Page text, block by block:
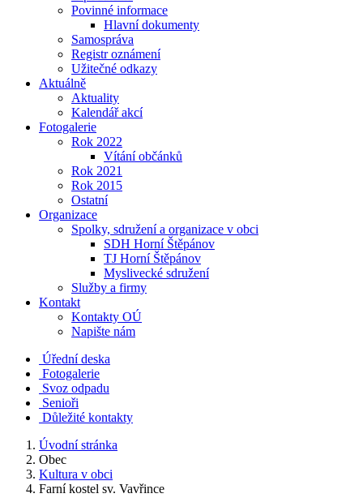
Povinné informace
Hlavní dokumenty
Samospráva
Registr oznámení
Užitečné odkazy
Aktuálně
Aktuality
Kalendář akcí
Fotogalerie
Rok 2022
Vítání občánků
Rok 2021
Rok 2015
Ostatní
Organizace
Spolky, sdružení a organizace v obci
SDH Horní Štěpánov
TJ Horní Štěpánov
Myslivecké sdružení
Služby a firmy
Kontakt
Kontakty OÚ
Napište nám
Úřední deska
Fotogalerie
Svoz odpadu
Senioři
Důležité kontakty
Úvodní stránka
Obec
Kultura v obci
Farní kostel sv. Vavřince